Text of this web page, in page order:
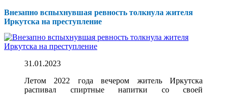
Внезапно вспыхнувшая ревность толкнула жителя
Иркутска на преступление
31.01.2023
Летом 2022 года вечером житель Иркутска
распивал спиртные напитки со своей